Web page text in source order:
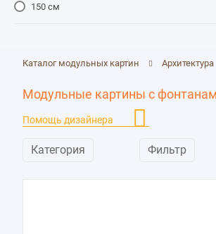
Скульптуры и статуи
Фонтаны
150 см
Каталог модульных картин Архитектура
Модульные картины с
Помощь дизайнера
Категория Фильтр